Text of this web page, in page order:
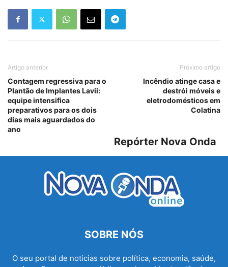
Artigo anterior
Contagem regressiva para o
Plantão de Implantes Lavii:
equipe intensifica
preparativos para os dois
dias mais aguardados do
ano
Próximo artigo
Incêndio atinge casa e
destrói móveis e
eletrodomésticos em
Colatina
Repórter Nova Onda
SOBRE NÓS
O seu portal de notícias sobre política, economia, saúde,